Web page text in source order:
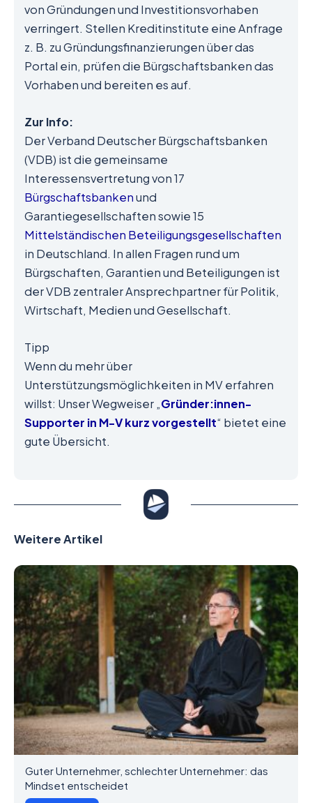
von Gründungen und Investitionsvorhaben
verringert. Stellen Kreditinstitute eine Anfrage
z. B. zu Gründungsfinanzierungen über das
Portal ein, prüfen die Bürgschaftsbanken das
Vorhaben und bereiten es auf.
Zur Info:
Der Verband Deutscher Bürgschaftsbanken
(VDB) ist die gemeinsame
Interessensvertretung von 17
Bürgschaftsbankenund
Garantiegesellschaften sowie 15
Mittelständischen Beteiligungsgesellschaften
in Deutschland. In allen Fragen rund um
Bürgschaften, Garantien und Beteiligungen ist
der VDB zentraler Ansprechpartner für Politik,
Wirtschaft, Medien und Gesellschaft.
Tipp
Wenn du mehr über
Unterstützungsmöglichkeiten in MV erfahren
willst: Unser Wegweiser „Gründer:innen-
Supporter in M-V kurz vorgestellt“ bietet eine
gute Übersicht.
Weitere Artikel
Guter Unternehmer, schlechter Unternehmer: das
Mindset entscheidet